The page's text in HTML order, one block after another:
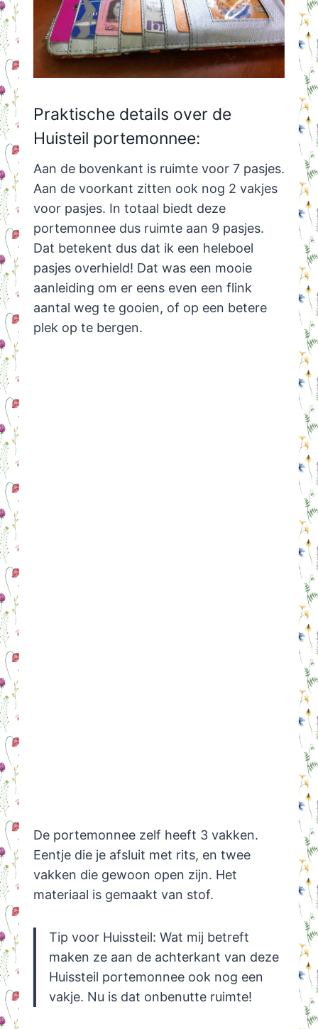
Praktische details over de
Huisteil portemonnee:
Aan de bovenkant is ruimte voor 7 pasjes.
Aan de voorkant zitten ook nog 2 vakjes
voor pasjes. In totaal biedt deze
portemonnee dus ruimte aan 9 pasjes.
Dat betekent dus dat ik een heleboel
pasjes overhield! Dat was een mooie
aanleiding om er eens even een flink
aantal weg te gooien, of op een betere
plek op te bergen.
De portemonnee zelf heeft 3 vakken.
Eentje die je afsluit met rits, en twee
vakken die gewoon open zijn. Het
materiaal is gemaakt van stof.
Tip voor Huissteil: Wat mij betreft
maken ze aan de achterkant van deze
Huissteil portemonnee ook nog een
vakje. Nu is dat onbenutte ruimte!